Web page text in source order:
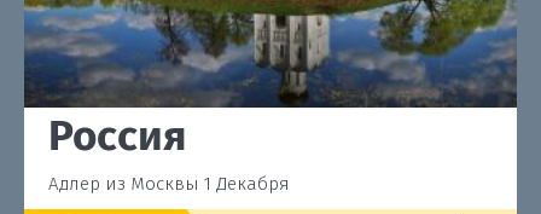
Россия
Адлер из Москвы 1 Декабря